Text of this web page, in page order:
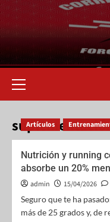
Artículos
Nutrición y running
absorbe un 20%
admin 15/04/2026
Seguro que te ha
más de 25 grados y, de